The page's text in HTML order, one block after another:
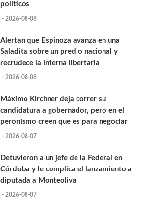
políticos
- 2026-08-08
Alertan que Espinoza avanza en una
Saladita sobre un predio nacional y
recrudece la interna libertaria
- 2026-08-08
Máximo Kirchner deja correr su
candidatura a gobernador, pero en el
peronismo creen que es para negociar
- 2026-08-07
Detuvieron a un jefe de la Federal en
Córdoba y le complica el lanzamiento a
diputada a Monteoliva
- 2026-08-07